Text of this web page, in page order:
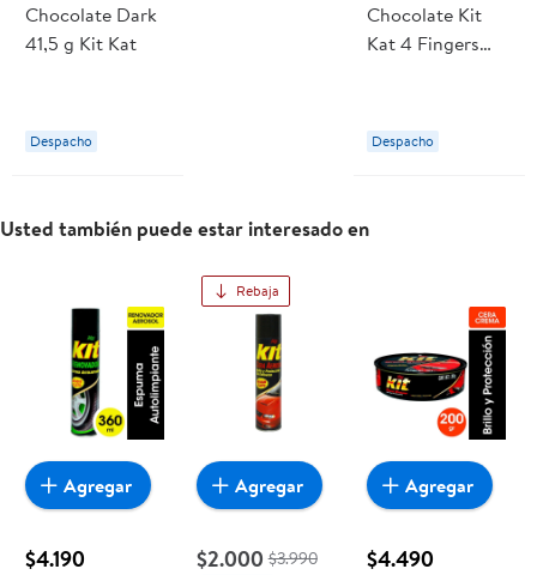
Chocolate Dark
41,5 g Kit Kat
Despacho
Chocolate Kit
Kat 4 Fingers
Despacho
Usted también puede estar interesado en
$4.190
Agregar
Rebaja
$2.000 $3.990
Agregar
$4.490
Agregar